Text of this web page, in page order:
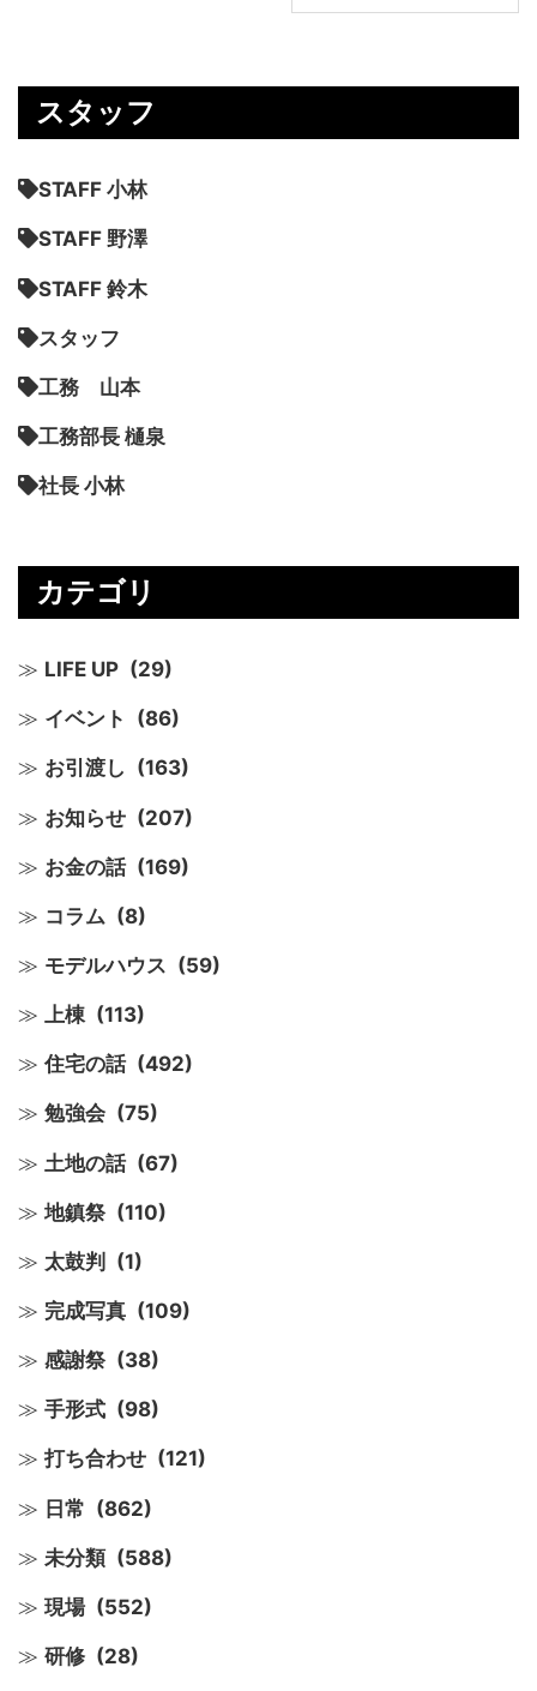
スタッフ
STAFF 小林
STAFF 野澤
STAFF 鈴木
スタッフ
工務 山本
工務部長 樋泉
社長 小林
カテゴリ
LIFE UP (29)
イベント (86)
お引渡し (163)
お知らせ (207)
お金の話 (169)
コラム (8)
モデルハウス (59)
上棟 (113)
住宅の話 (492)
勉強会 (75)
土地の話 (67)
地鎮祭 (110)
太鼓判 (1)
完成写真 (109)
感謝祭 (38)
手形式 (98)
打ち合わせ (121)
日常 (862)
未分類 (588)
現場 (552)
研修 (28)